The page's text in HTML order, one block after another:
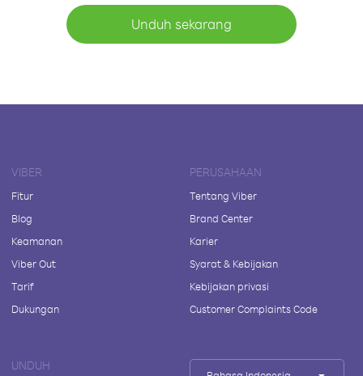
Unduh sekarang
VIBER
Fitur
Blog
Keamanan
Viber Out
Tarif
Dukungan
PERUSAHAAN
Tentang Viber
Brand Center
Karier
Syarat & Kebijakan
Kebijakan privasi
Customer Complaints Code
UNDUH